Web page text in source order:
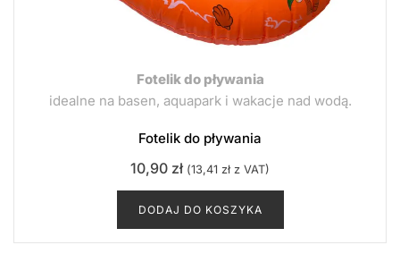
Fotelik do pływania
idealne na basen, aquapark i wakacje nad wodą.
Fotelik do pływania
10,90 zł (13,41 złz VAT)
DODAJ DO KOSZYKA